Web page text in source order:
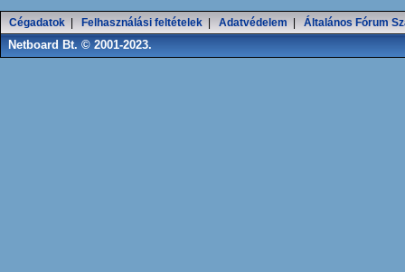
Cégadatok Felhasználási feltételek Adatvédelem Általános Fórum
Netboard Bt. © 2001-2023.